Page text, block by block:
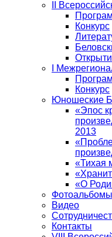
II
Конкурс
I
Конкурс
Юношеские
«Эпос
2013
«Тихая
«О
Видео
Контакты